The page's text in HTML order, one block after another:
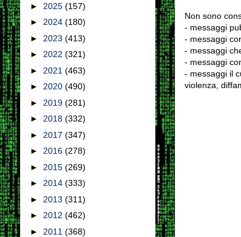
Non sono
- messaggi
- messaggi
- messaggi
- messaggi
- messaggi il
violenza,
► 2025 (157)
► 2024 (180)
► 2023 (413)
► 2022 (321)
► 2021 (463)
► 2020 (490)
► 2019 (281)
► 2018 (332)
► 2017 (347)
► 2016 (278)
► 2015 (269)
► 2014 (333)
► 2013 (311)
► 2012 (462)
► 2011 (368)